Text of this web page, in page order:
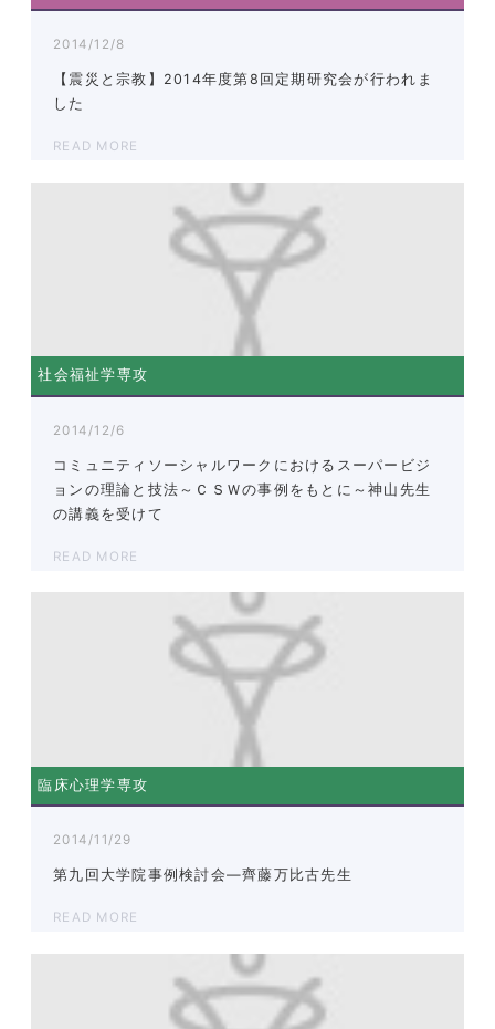
2014/12/8
【震災と宗教】2014年度第8回定期研究会が行われま
した
READ MORE
社会福祉学専攻
2014/12/6
コミュニティソーシャルワークにおけるスーパービジ
ョンの理論と技法～ＣＳＷの事例をもとに～神山先生
の講義を受けて
READ MORE
臨床心理学専攻
2014/11/29
第九回大学院事例検討会―齊藤万比古先生
READ MORE